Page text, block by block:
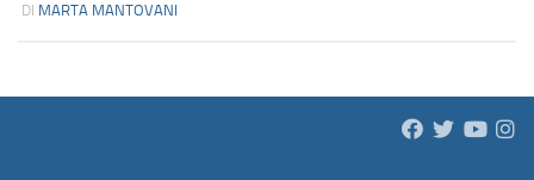
DI MARTA MANTOVANI